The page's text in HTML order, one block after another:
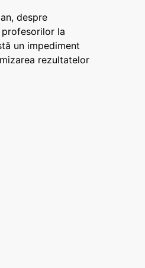
despre
la
un impediment
rezultatelor